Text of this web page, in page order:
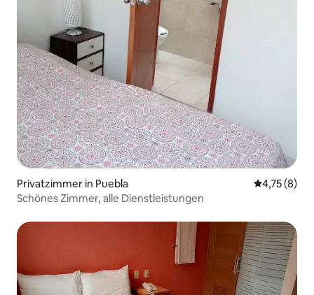
Privatzimmer in Puebla
4,75 (8)
Schönes Zimmer, alle Dienstleistungen